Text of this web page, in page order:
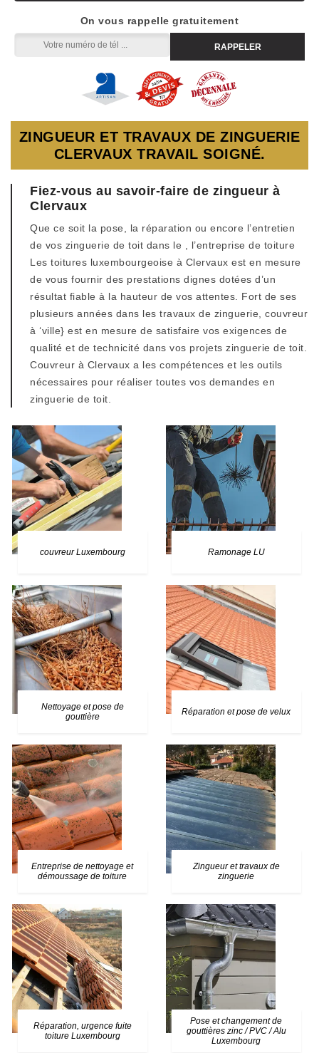
On vous rappelle gratuitement
ZINGUEUR ET TRAVAUX DE ZINGUERIE
CLERVAUX TRAVAIL SOIGNÉ.
Fiez-vous au savoir-faire de zingueur à
Clervaux
Que ce soit la pose, la réparation ou encore l’entretien
de vos zinguerie de toit dans le , l’entreprise de toiture
Les toitures luxembourgeoise à Clervaux est en mesure
de vous fournir des prestations dignes dotées d’un
résultat fiable à la hauteur de vos attentes. Fort de ses
plusieurs années dans les travaux de zinguerie, couvreur
à ‘ville} est en mesure de satisfaire vos exigences de
qualité et de technicité dans vos projets zinguerie de toit.
Couvreur à Clervaux a les compétences et les outils
nécessaires pour réaliser toutes vos demandes en
zinguerie de toit.
couvreur Luxembourg Ramonage LU
Nettoyage et pose de
gouttière
Réparation et pose de velux
Entreprise de nettoyage et
démoussage de toiture
Zingueur et travaux de
zinguerie
Réparation, urgence fuite
toiture Luxembourg
Pose et changement de
gouttières zinc / PVC / Alu
Luxembourg